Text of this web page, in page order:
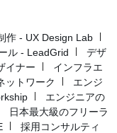
作 - UX Design Lab
ル - LeadGrid
デザ
イナー
インフラエ
ットワーク
エンジ
エンジニアの
日本最大級のフリーラ
採用コンサルティ